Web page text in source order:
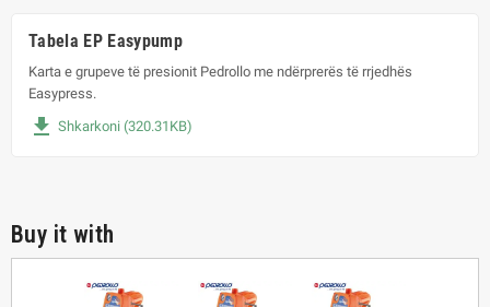
Tabela EP Easypump
Karta e grupeve të presionit Pedrollo me ndërprerës të rrjedhës
Easypress.
file_download Shkarkoni (320.31KB)
Buy it with